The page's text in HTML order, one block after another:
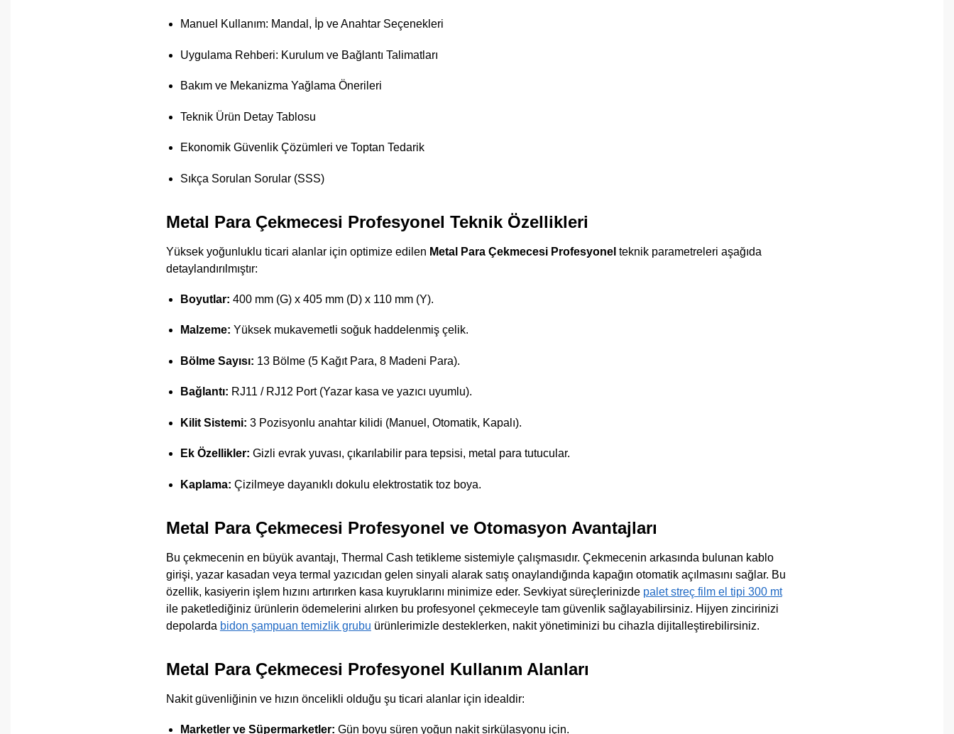
Manuel Kullanım: Mandal, İp ve Anahtar Seçenekleri
Uygulama Rehberi: Kurulum ve Bağlantı Talimatları
Bakım ve Mekanizma Yağlama Önerileri
Teknik Ürün Detay Tablosu
Ekonomik Güvenlik Çözümleri ve Toptan Tedarik
Sıkça Sorulan Sorular (SSS)
Metal Para Çekmecesi Profesyonel Teknik Özellikleri
Yüksek yoğunluklu ticari alanlar için optimize edilen Metal Para Çekmecesi Profesyonel teknik parametreleri aşağıda
detaylandırılmıştır:
Boyutlar: 400 mm (G) x 405 mm (D) x 110 mm (Y).
Malzeme: Yüksek mukavemetli soğuk haddelenmiş çelik.
Bölme Sayısı: 13 Bölme (5 Kağıt Para, 8 Madeni Para).
Bağlantı: RJ11 / RJ12 Port (Yazar kasa ve yazıcı uyumlu).
Kilit Sistemi: 3 Pozisyonlu anahtar kilidi (Manuel, Otomatik, Kapalı).
Ek Özellikler: Gizli evrak yuvası, çıkarılabilir para tepsisi, metal para tutucular.
Kaplama: Çizilmeye dayanıklı dokulu elektrostatik toz boya.
Metal Para Çekmecesi Profesyonel ve Otomasyon Avantajları
Bu çekmecenin en büyük avantajı, Thermal Cash tetikleme sistemiyle çalışmasıdır. Çekmecenin arkasında bulunan kablo
girişi, yazar kasadan veya termal yazıcıdan gelen sinyali alarak satış onaylandığında kapağın otomatik açılmasını sağlar. Bu
özellik, kasiyerin işlem hızını artırırken kasa kuyruklarını minimize eder. Sevkiyat süreçlerinizde palet streç film el tipi 300 mt
ile paketlediğiniz ürünlerin ödemelerini alırken bu profesyonel çekmeceyle tam güvenlik sağlayabilirsiniz. Hijyen zincirinizi
depolarda bidon şampuan temizlik grubu ürünlerimizle desteklerken, nakit yönetiminizi bu cihazla dijitalleştirebilirsiniz.
Metal Para Çekmecesi Profesyonel Kullanım Alanları
Nakit güvenliğinin ve hızın öncelikli olduğu şu ticari alanlar için idealdir:
Marketler ve Süpermarketler: Gün boyu süren yoğun nakit sirkülasyonu için.